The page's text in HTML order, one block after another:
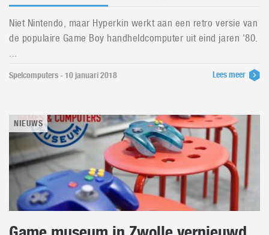
Niet Nintendo, maar Hyperkin werkt aan een retro versie van
de populaire Game Boy handheldcomputer uit eind jaren '80.
...
Spelcomputers - 10 januari 2018 Lees meer
NIEUWS